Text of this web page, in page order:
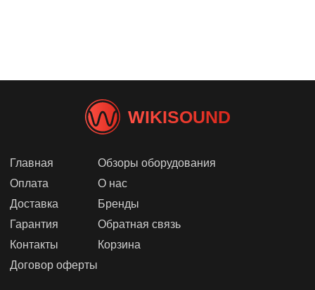
WIKISOUND
Главная
Оплата
Доставка
Гарантия
Контакты
Договор оферты
Обзоры оборудования
О нас
Бренды
Обратная связь
Корзина